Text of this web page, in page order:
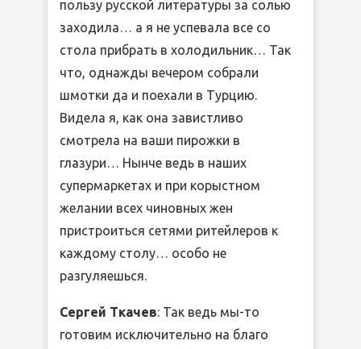
пользу русской литературы за солью
заходила… а я не успевала все со
стола прибрать в холодильник… Так
что, однажды вечером собрали
шмотки да и поехали в Турцию.
Видела я, как она завистливо
смотрела на ваши пирожки в
глазури… Нынче ведь в наших
супермаркетах и при корыстном
желании всех чиновных жен
пристроиться сетями ритейлеров к
каждому столу… особо не
разгуляешься.
Сергей Ткачев: Так ведь мы-то
готовим исключительно на благо